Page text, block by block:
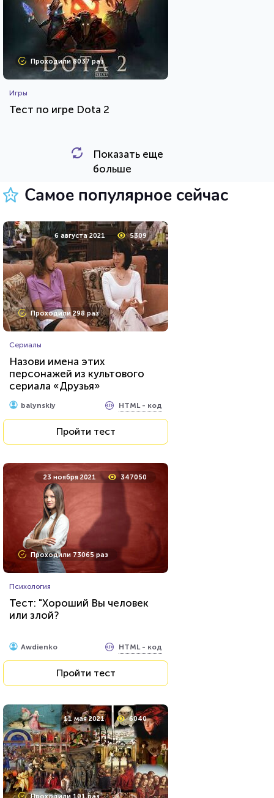
Проходили 8037 раз
Игры
Тест по игре Dota 2
HTML - код
5 октября 2021 27256
Проходили 9707 раз
Тест на уникальность: "Что
Вы видите первым?"
Пройти тест
9 августа 2021
Проходили 7462 раза
Тест: Мизантроп ли вы?
Пройти тест
27 августа 2021 8014
Проходили 1178 раз
Показать еще
больше
Самое популярное сейчас
6 августа 2021 5309
Проходили 298 раз
Сериалы
Назови имена этих
персонажей из культового
сериала «Друзья»
balynskiy HTML - код
Пройти тест
23 ноября 2021 347050
Проходили 73065 раз
Психология
Тест: "Хороший Вы человек
или злой?
Awdienko HTML - код
Пройти тест
11 мая 2021 6040